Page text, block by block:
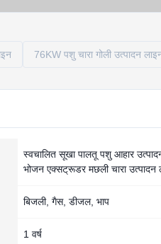
76KW पशु चारा गोली उत्पादन
स्वचालित सूखा पालतू पशु आहार
भोजन एक्सट्रूडर मछली चारा उत्पादन
बिजली, गैस, डीजल, भाप
1 वर्ष